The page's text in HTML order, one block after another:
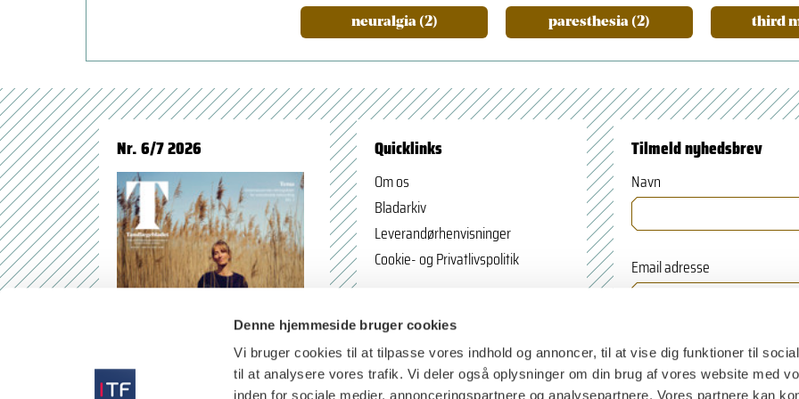
Denne hjemmeside bruger cookies
Vi bruger cookies til at tilpasse vores indhold og annoncer, til at vise dig funktioner til
til at analysere vores trafik. Vi deler også oplysninger om din brug af vores website med
inden for sociale medier, annonceringspartnere og analysepartnere. Vores partnere kan
neuralgia (2) paresthesia (2) third
Nr. 6/7 2026 Quicklinks
Om os
Bladarkiv
Leverandørhenvisninger
Cookie- og Privatlivspolitik
Tilmeld nyhedsbrev
Navn
Email adresse